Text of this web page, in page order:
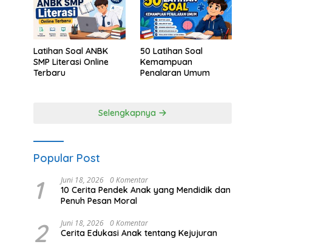
Latihan Soal ANBK
SMP Literasi Online
Terbaru
50 Latihan Soal
Kemampuan
Penalaran Umum
Selengkapnya
Popular Post
1 Juni 18, 2026 0 Komentar
10 Cerita Pendek Anak yang Mendidik dan
Penuh Pesan Moral
2 Juni 18, 2026 0 Komentar
Cerita Edukasi Anak tentang Kejujuran